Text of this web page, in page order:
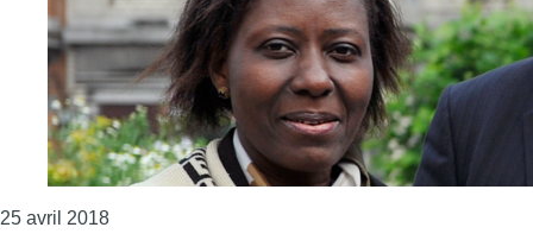
25 avril 2018Consulter l'article "Schaerbeek: Denise Malamba